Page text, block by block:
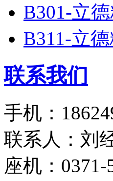
B301-立
B311-立
联系我们
手机：
联系人：刘
座机：0371-